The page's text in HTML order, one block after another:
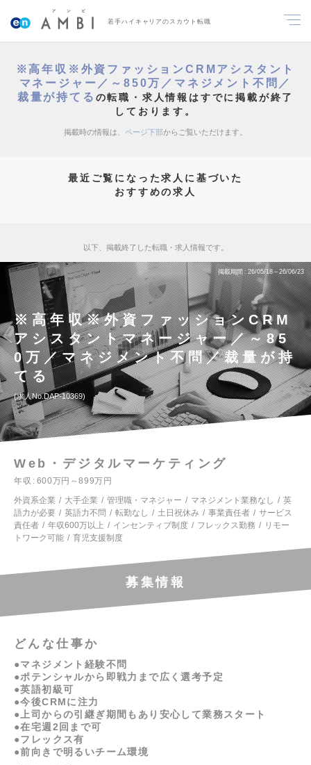
若手ハイキャリアのスカウト転職
※高年収※外資ファッションCRMアシスタント
マネージャー／～850万／マネジメント不問／
裁量が持てる の転職・求人情報はすでに掲載が終了
しております。
掲載時の情報は、 ページ下部からご覧いただけます。
最近ご覧になった求人に基づいた
おすすめの求人
以下、掲載終了した転職・求人情報です。
掲載期間 26/05/18～26/06/23
※高年収※外資ファッションCRM
アシスタントマネージャー／～85
0万／マネジメント不問／裁量が持
てる
求人No.DAP-10369
Web・デジタルマーケティング
年収
600万円～899万円
外資系企業
大手企業 管理職・マネジャー マネジメント業務なし
英
語力が必要
英語力不問 転勤なし 土日祝休み 事業責任者
サービス
責任者
年収600万以上 インセンティブ制度 フレックス勤務
リモー
トワーク可能
育児支援制度
募集情報
どんな仕事か
●マネジメント経験不問
●ポテンシャルから即戦力まで広く選考予定
●英語初級可
●今後CRMに注力
●上司からの引継ぎ期間もあり安心して業務スタート
●在宅週2回まで可
●フレックス有
●前向きで明るいチーム環境